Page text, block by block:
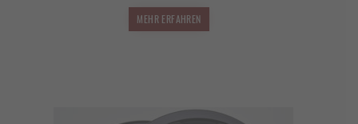
MEHR ERFAHREN